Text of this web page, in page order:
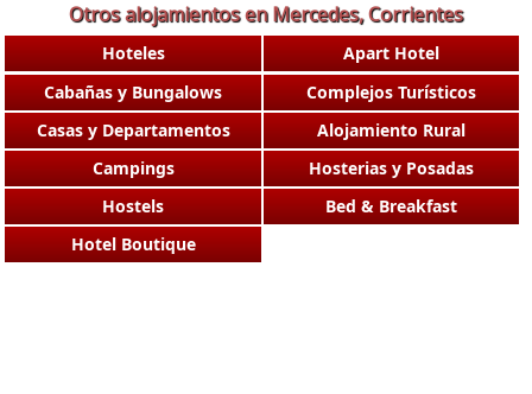
Otros alojamientos en Mercedes, Corrientes
Hoteles
Apart Hotel
Cabañas y Bungalows
Complejos Turísticos
Casas y Departamentos
Alojamiento Rural
Campings
Hosterias y Posadas
Hostels
Bed & Breakfast
Hotel Boutique